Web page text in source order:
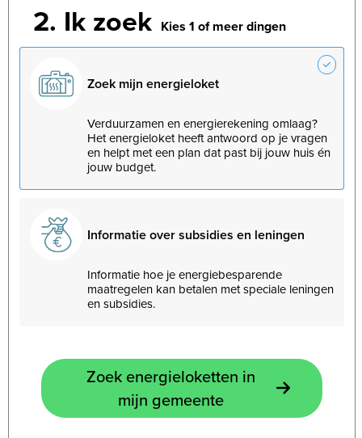
2. Ik zoek Kies 1 of meer dingen
Zoek mijn energieloket
Verduurzamen en energierekening omlaag?
Het energieloket heeft antwoord op je vragen
en helpt met een plan dat past bij jouw huis én
jouw budget.
Informatie over subsidies en leningen
Informatie hoe je energiebesparende
maatregelen kan betalen met speciale leningen
en subsidies.
Zoek energieloketten in
mijn gemeente